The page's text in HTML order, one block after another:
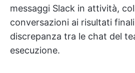
messaggi Slack in attività,
conversazioni ai risultati
discrepanza tra le chat del
esecuzione.